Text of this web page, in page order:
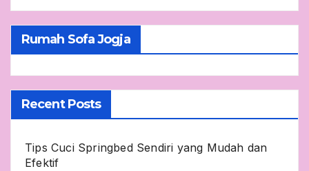
Rumah Sofa Jogja
Recent Posts
Tips Cuci Springbed Sendiri yang Mudah dan
Efektif